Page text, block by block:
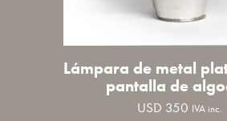
Lámpara de metal
pantalla de
USD 350 IVA inc.